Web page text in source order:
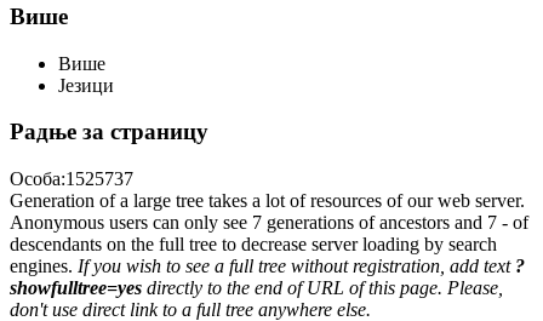
Више
Више
Језици
Радње за страницу
Особа:1525737
Generation of a large tree takes a lot of resources of our web server.
Anonymous users can only see 7 generations of ancestors and 7 - of
descendants on the full tree to decrease server loading by search
engines. If you wish to see a full tree without registration, add text ?
showfulltree=yes directly to the end of URL of this page. Please,
don't use direct link to a full tree anywhere else.